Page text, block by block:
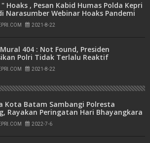
Hoaks , Pesan Kabid Humas Polda Kepri
Narasumber Webinar Hoaks Pandemi
dan Literasi Digital Bersama
Universitas Mercu Buana
2021-8-22
404 : Not Found, Presiden
Polri Tidak Terlalu Reaktif
2021-8-22
Kota Batam Sambangi Polresta
Rayakan Peringatan Hari Bhayangkara
2022-7-6